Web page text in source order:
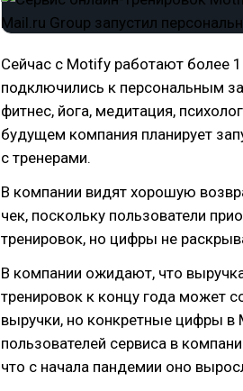
Сейчас с Motify работают более
подключились к персональным
фитнес, йога, медитация,
будущем компания планирует
с тренерами.
В компании видят хорошую
чек, поскольку пользователи
тренировок, но цифры не
В компании ожидают, что
тренировок к концу года может
выручки, но конкретные цифры
пользователей сервиса в
что с начала пандемии оно